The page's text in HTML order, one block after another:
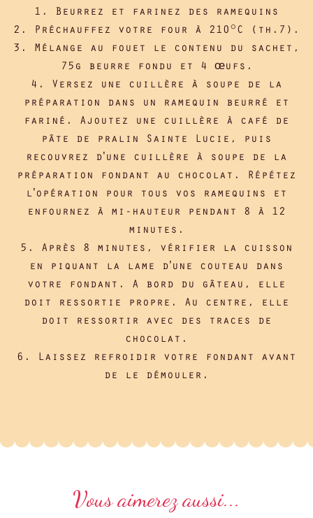
1. Beurrez et farinez des ramequins
2. Préchauffez votre four à 210°C (th.7).
3. Mélange au fouet le contenu du sachet,
75g beurre fondu et 4 œufs.
4. Versez une cuillère à soupe de la
préparation dans un ramequin beurré et
fariné. Ajoutez une cuillère à café de
pâte de pralin Sainte Lucie, puis
recouvrez d’une cuillère à soupe de la
préparation fondant au chocolat. Répétez
l’opération pour tous vos ramequins et
enfournez à mi-hauteur pendant 8 à 12
minutes.
5. Après 8 minutes, vérifier la cuisson
en piquant la lame d’une couteau dans
votre fondant. A bord du gâteau, elle
doit ressortie propre. Au centre, elle
doit ressortir avec des traces de
chocolat.
6. Laissez refroidir votre fondant avant
de le démouler.
Vous aimerez aussi...